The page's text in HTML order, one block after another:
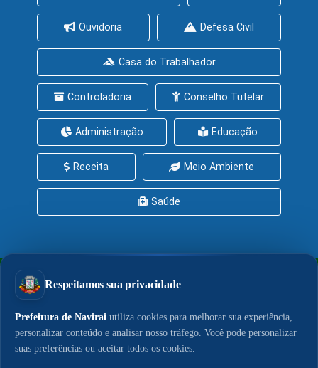
Ouvidoria Defesa Civil
Casa do Trabalhador
Controladoria Conselho Tutelar
Administração Educação
Receita Meio Ambiente
Saúde
PrefeituraZAP Central de Serviços
LGPD Acesso à Informação